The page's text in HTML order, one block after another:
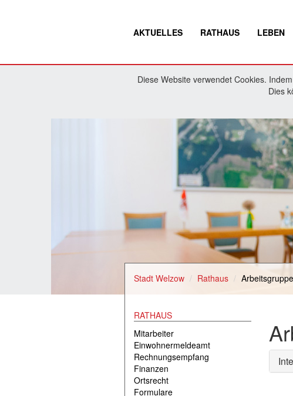
AKTUELLES RATHAUS LEBEN
Diese Website verwendet Cookies.
Dies
Stadt Welzow Rathaus
RATHAUS
Mitarbeiter
Einwohnermeldeamt
Rechnungsempfang
Finanzen
Ortsrecht
Formulare